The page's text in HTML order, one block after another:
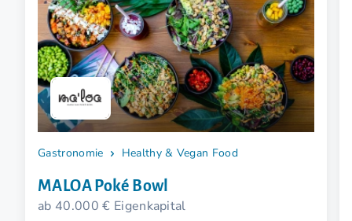
Gastronomie Healthy & Vegan Food
MALOA Poké Bowl
ab 40.000 € Eigenkapital